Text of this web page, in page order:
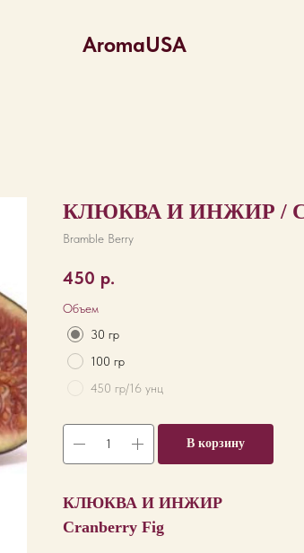
AromaUSA
КЛЮКВА И ИНЖИР /
Bramble Berry
450 р.
Объем
30 гр
100 гр
450 гр/16 унц
В корзину
КЛЮКВА И ИНЖИР
Cranberry Fig